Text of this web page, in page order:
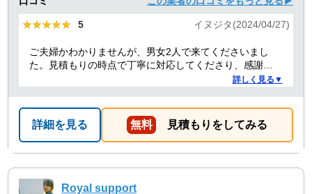
★★★★★
★★★★★ 5 イヌジタ(2024/04/27)
ご夫婦かわかりませんが、男女2人で来てくださいまし
た。見積もりの時点で丁寧に対応してくださり、感謝し
詳しく見る▼
詳細を見る 無料 見積もりをしてみる
Royal support